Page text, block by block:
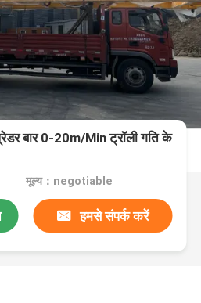
बार 0-20m/Min ट्रॉली गति के
मूल्य：negotiable
हमसे संपर्क करें